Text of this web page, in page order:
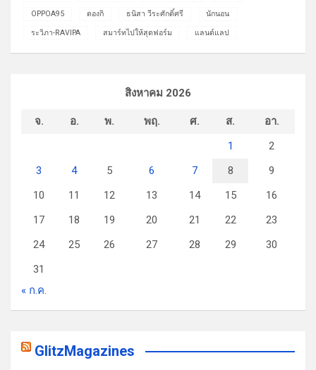
OPPOA95 ดองกิ ธนิสา วีระศักดิ์ศรี นักนอน
ระวิภา-RAVIPA สมาร์ทไปให้สุดฟอร์ม แลนด์แลป
สิงหาคม 2026
จ. อ. พ. พฤ. ศ. ส.
อา.
1
2
3
4 5 6 7 8
9
10
11 12 13 14 15
16
17
18 19 20 21 22
23
24
25 26 27 28 29
30
31
« ก.ค.
GlitzMagazines